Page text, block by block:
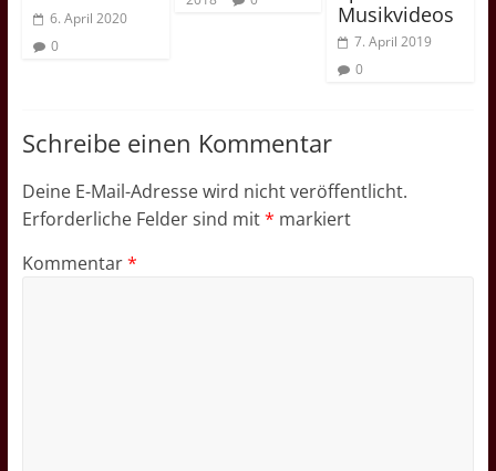
6. April 2020
0
Musikvideos
7. April 2019
0
Schreibe einen Kommentar
Deine E-Mail-Adresse wird nicht veröffentlicht.
Erforderliche Felder sind mit* markiert
Kommentar*